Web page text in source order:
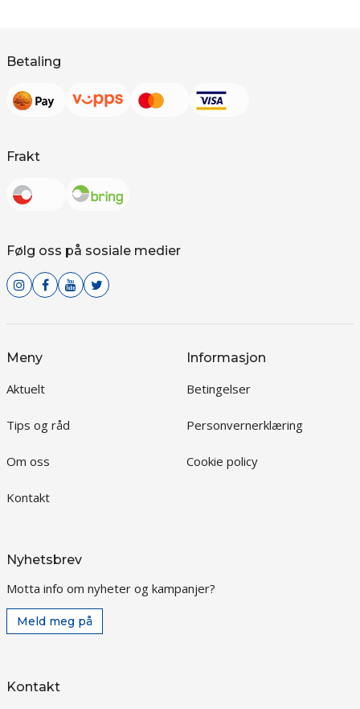
Betaling
Frakt
Følg oss på sosiale medier
Meny
Aktuelt
Tips og råd
Om oss
Kontakt
Informasjon
Betingelser
Personvernerklæring
Cookie policy
Nyhetsbrev
Motta info om nyheter og kampanjer?
Meld meg på
Kontakt